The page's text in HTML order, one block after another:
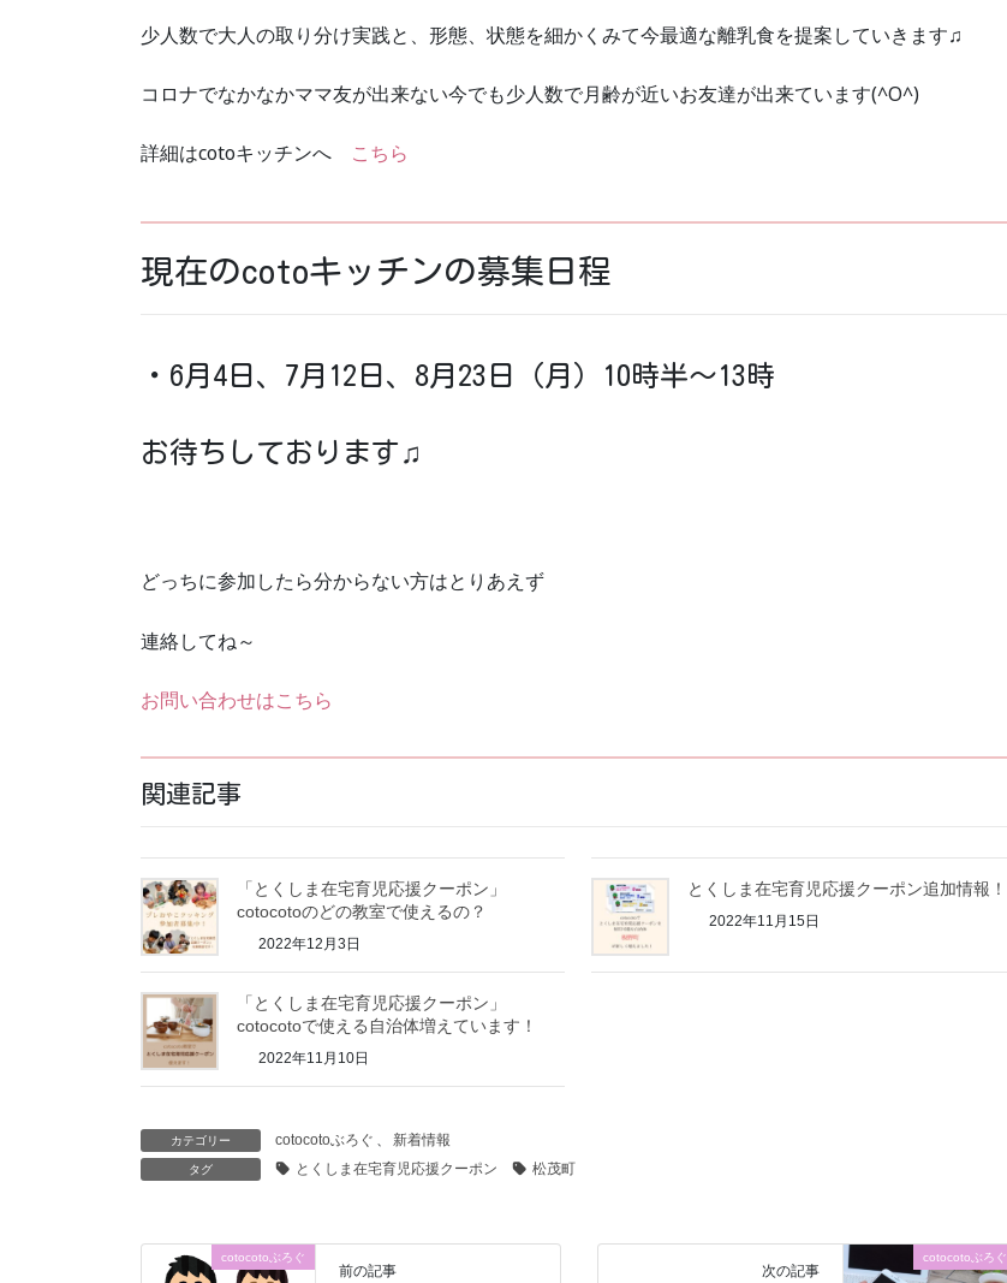
少人数で大人の取り分け実践と、形態、状態を細かくみて今最適な離乳食を提案していきます♫
コロナでなかなかママ友が出来ない今でも少人数で月齢が近いお友達が出来ています(^O^)
詳細はcotoキッチンへ こちら
現在のcotoキッチンの募集日程
・6月4日、7月12日、8月23日（月）10時半～13時
お待ちしております♫
どっちに参加したら分からない方はとりあえず
連絡してね～
お問い合わせはこちら
関連記事
「とくしま在宅育児応援クーポン」
cotocotoのどの教室で使えるの？
2022年12月3日
とくしま在宅育児応援クーポン追加情報！
2022年11月15日
「とくしま在宅育児応援クーポン」
cotocotoで使える自治体増えています！
2022年11月10日
カテゴリー cotocotoぶろぐ 、 新着情報
タグ とくしま在宅育児応援クーポン 松茂町
cotocotoぶろぐ
前の記事
cotocotoぶろぐ
次の記事